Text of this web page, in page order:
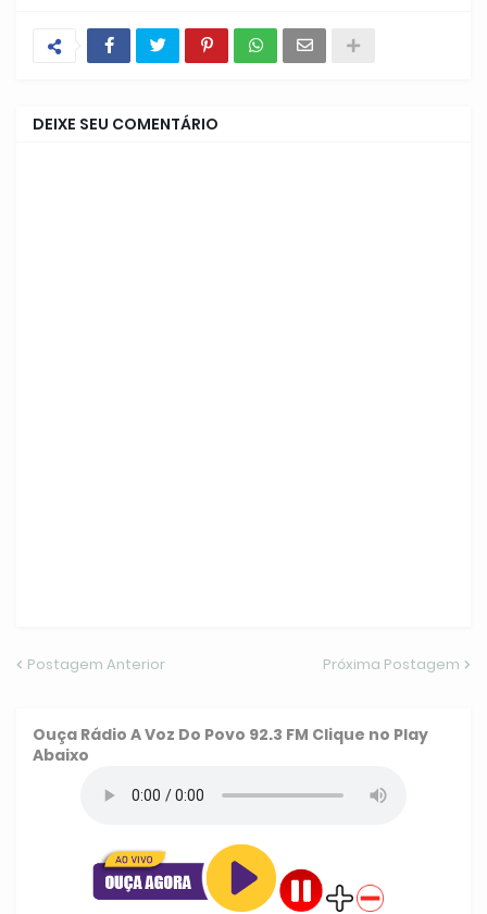
DEIXE SEU COMENTÁRIO
Postagem Anterior Próxima Postagem
Ouça Rádio A Voz Do Povo 92.3 FM Clique no Play
Abaixo